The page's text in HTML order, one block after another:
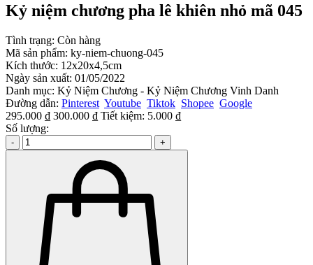
Kỷ niệm chương pha lê khiên nhỏ mã 045
Tình trạng: Còn hàng
Mã sản phẩm: ky-niem-chuong-045
Kích thước: 12x20x4,5cm
Ngày sản xuất: 01/05/2022
Danh mục: Kỷ Niệm Chương - Kỷ Niệm Chương Vinh Danh
Đường dẫn: Pinterest Youtube Tiktok Shopee Google
295.000 ₫ 300.000 ₫ Tiết kiệm: 5.000 ₫
Số lượng:
- +